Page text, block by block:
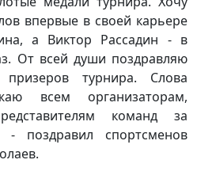
впервые в своей карьере
а Виктор Рассадин - в
От всей души поздравляю
турнира. Слова
всем организаторам,
команд за
- поздравил спортсменов